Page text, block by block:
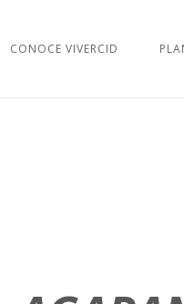
CONOCE VIVERCID